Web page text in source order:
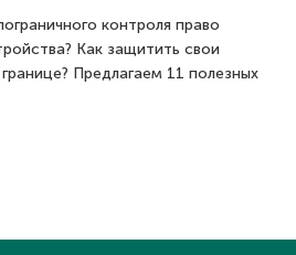
контроля право
Как защитить свои
Предлагаем 11 полезных